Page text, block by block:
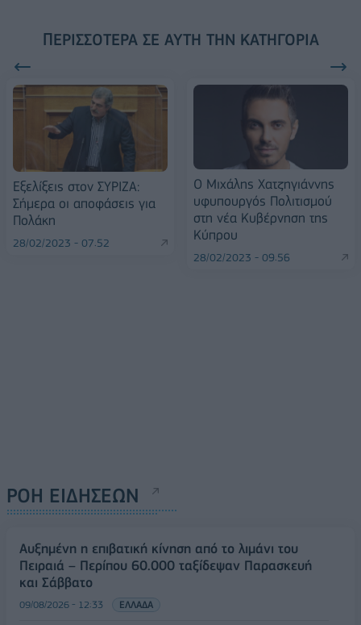
ΠΕΡΙΣΣΌΤΕΡΑ ΣΕ ΑΥΤΉ ΤΗΝ ΚΑΤΗΓΟΡΊΑ
Eξελίξεις στον ΣΥΡΙΖΑ:
Σήμερα οι αποφάσεις για
Πολάκη
28/02/2023 - 07:52
Ο Μιχάλης Χατζηγιάννης
υφυπουργός Πολιτισμού
στη νέα Κυβέρνηση της
Κύπρου
28/02/2023 - 09:56
ΡΟΗ ΕΙΔΗΣΕΩΝ
Αυξημένη η επιβατική κίνηση από το λιμάνι του
Πειραιά – Περίπου 60.000 ταξίδεψαν Παρασκευή
και Σάββατο
09/08/2026 - 12:33 ΕΛΛΑΔΑ